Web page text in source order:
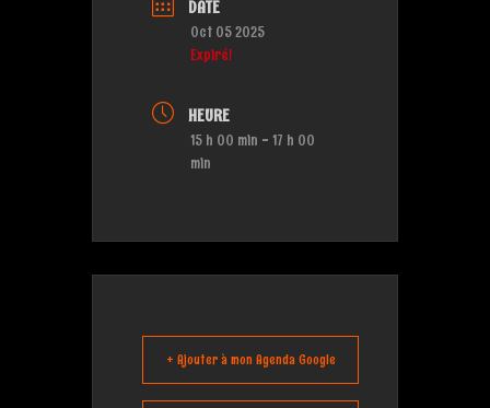
DATE
Oct 05 2025
Expiré!
HEURE
15 h 00 min - 17 h 00
min
+ Ajouter à mon Agenda Google